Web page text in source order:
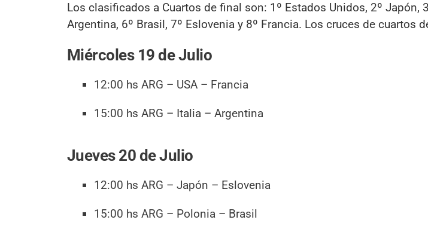
Los clasificados a Cuartos de final son: 1º Estados Unidos, 2º Japón,
Argentina, 6º Brasil, 7º Eslovenia y 8º Francia. Los cruces de cuartos
Miércoles 19 de Julio
12:00 hs ARG – USA – Francia
15:00 hs ARG – Italia – Argentina
Jueves 20 de Julio
12:00 hs ARG – Japón – Eslovenia
15:00 hs ARG – Polonia – Brasil